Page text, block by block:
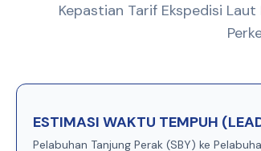
Kepastian Tarif Ekspedisi
ESTIMASI WAKTU TEMPUH
Pelabuhan Tanjung Perak (SBY) ke